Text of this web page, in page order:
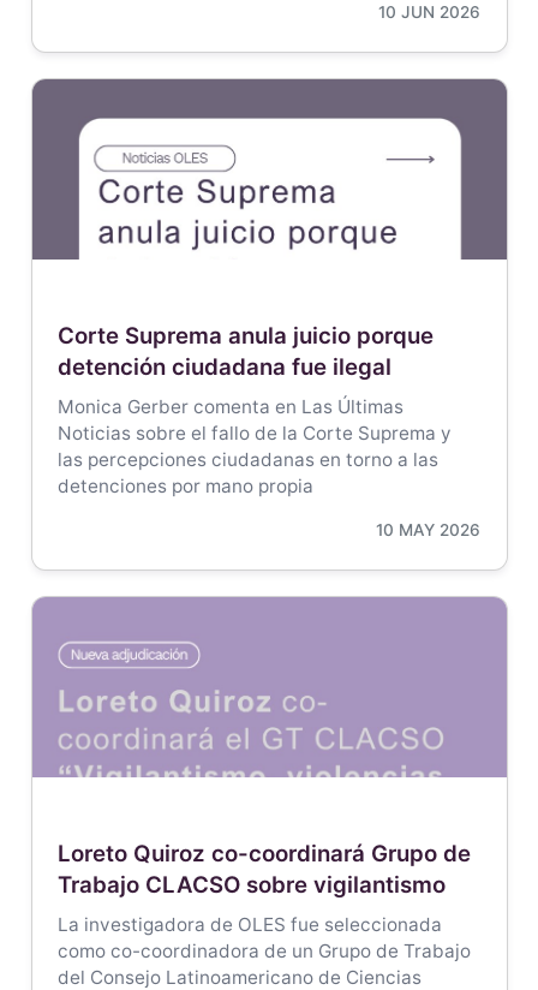
10 JUN 2026
Corte Suprema anula juicio porque
detención ciudadana fue ilegal
Monica Gerber comenta en Las Últimas
Noticias sobre el fallo de la Corte Suprema y
las percepciones ciudadanas en torno a las
detenciones por mano propia
10 MAY 2026
Loreto Quiroz co-coordinará Grupo de
Trabajo CLACSO sobre vigilantismo
La investigadora de OLES fue seleccionada
como co-coordinadora de un Grupo de Trabajo
del Consejo Latinoamericano de Ciencias